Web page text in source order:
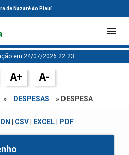
de Nazaré do Piauí
em 24/07/2026 22:23
A+ A-
» DESPESAS » DESPESA
CSV| EXCEL| PDF